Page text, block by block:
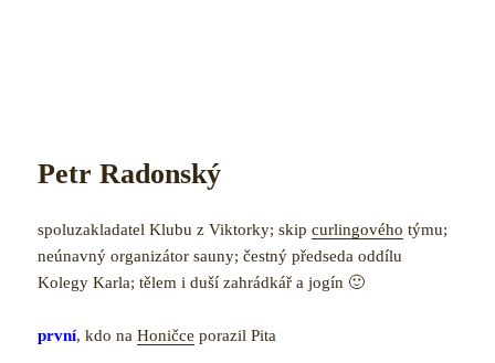
Petr Radonský
spoluzakladatel Klubu z Viktorky; skipcurlingového týmu;
neúnavný organizátor sauny; čestný předseda oddílu
Kolegy Karla; tělem i duší zahrádkář a jogín 🙂
první, kdo naHoničce porazil Pita